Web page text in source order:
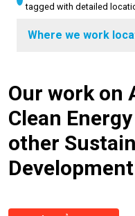
tagged with detailed
Where we work
Our work on
Clean
other